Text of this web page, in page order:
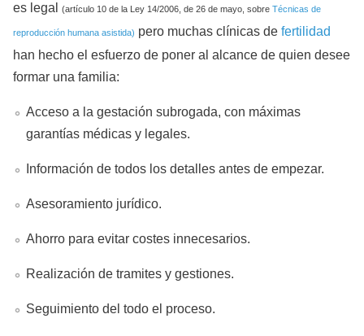
es legal
(artículo 10 de la Ley 14/2006, de 26 de mayo, sobre Técnicas de
reproducción humana asistida) pero muchas clínicas de fertilidad
han hecho el esfuerzo de poner al alcance de quien desee
formar una familia:
Acceso a la gestación subrogada, con máximas
garantías médicas y legales.
Información de todos los detalles antes de empezar.
Asesoramiento jurídico.
Ahorro para evitar costes innecesarios.
Realización de tramites y gestiones.
Seguimiento del todo el proceso.